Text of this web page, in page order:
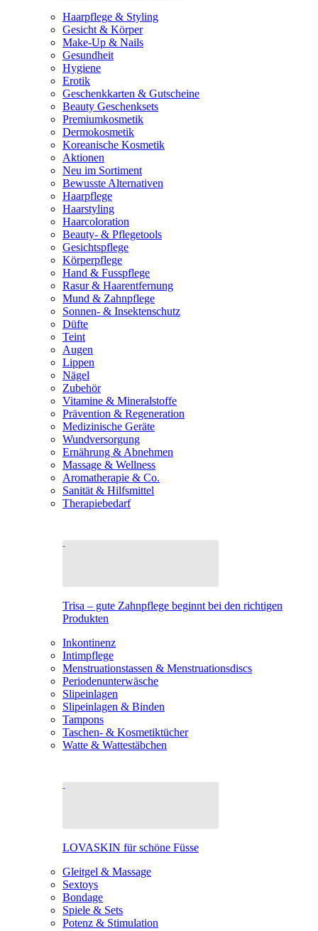
Haarpflege & Styling
Gesicht & Körper
Make-Up & Nails
Gesundheit
Hygiene
Erotik
Geschenkkarten & Gutscheine
Beauty Geschenksets
Premiumkosmetik
Dermokosmetik
Koreanische Kosmetik
Aktionen
Neu im Sortiment
Bewusste Alternativen
Haarpflege
Haarstyling
Haarcoloration
Beauty- & Pflegetools
Gesichtspflege
Körperpflege
Hand & Fusspflege
Rasur & Haarentfernung
Mund & Zahnpflege
Sonnen- & Insektenschutz
Düfte
Teint
Augen
Lippen
Nägel
Zubehör
Vitamine & Mineralstoffe
Prävention & Regeneration
Medizinische Geräte
Wundversorgung
Ernährung & Abnehmen
Massage & Wellness
Aromatherapie & Co.
Sanität & Hilfsmittel
Therapiebedarf
Trisa – gute Zahnpflege beginnt bei den richtigen
Produkten
Inkontinenz
Intimpflege
Menstruationstassen & Menstruationsdiscs
Periodenunterwäsche
Slipeinlagen
Slipeinlagen & Binden
Tampons
Taschen- & Kosmetiktücher
Watte & Wattestäbchen
LOVASKIN für schöne Füsse
Gleitgel & Massage
Sextoys
Bondage
Spiele & Sets
Potenz & Stimulation